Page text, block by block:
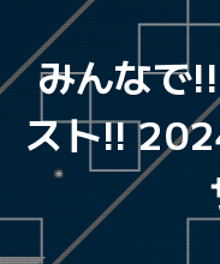
みんなで
スト!!